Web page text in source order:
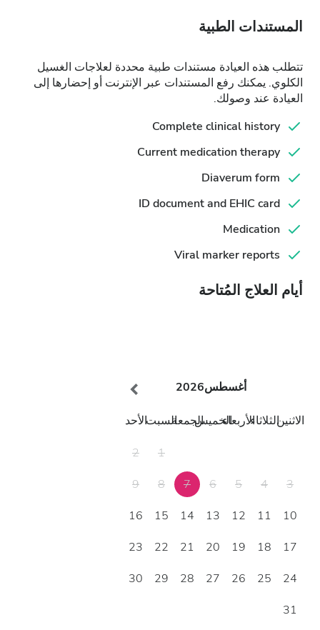
المستندات الطبية
تتطلب هذه العيادة مستندات طبية محددة لعلاجات الغسيل
الكلوي. يمكنك رفع المستندات عبر الإنترنت أو إحضارها إلى
العيادة عند وصولك.
Complete clinical history
Current medication therapy
Diaverum form
ID document and EHIC card
Medication
Viral marker reports
أيام العلاج المُتاحة
أغسطس2026
الاثنينالثلاثاءالأربعاءالخميسالجمعةالسبتالأحد
1
2
3
4
5
6
7
8
9
10
11
12
13
14
15
16
17
18
19
20
21
22
23
24
25
26
27
28
29
30
31